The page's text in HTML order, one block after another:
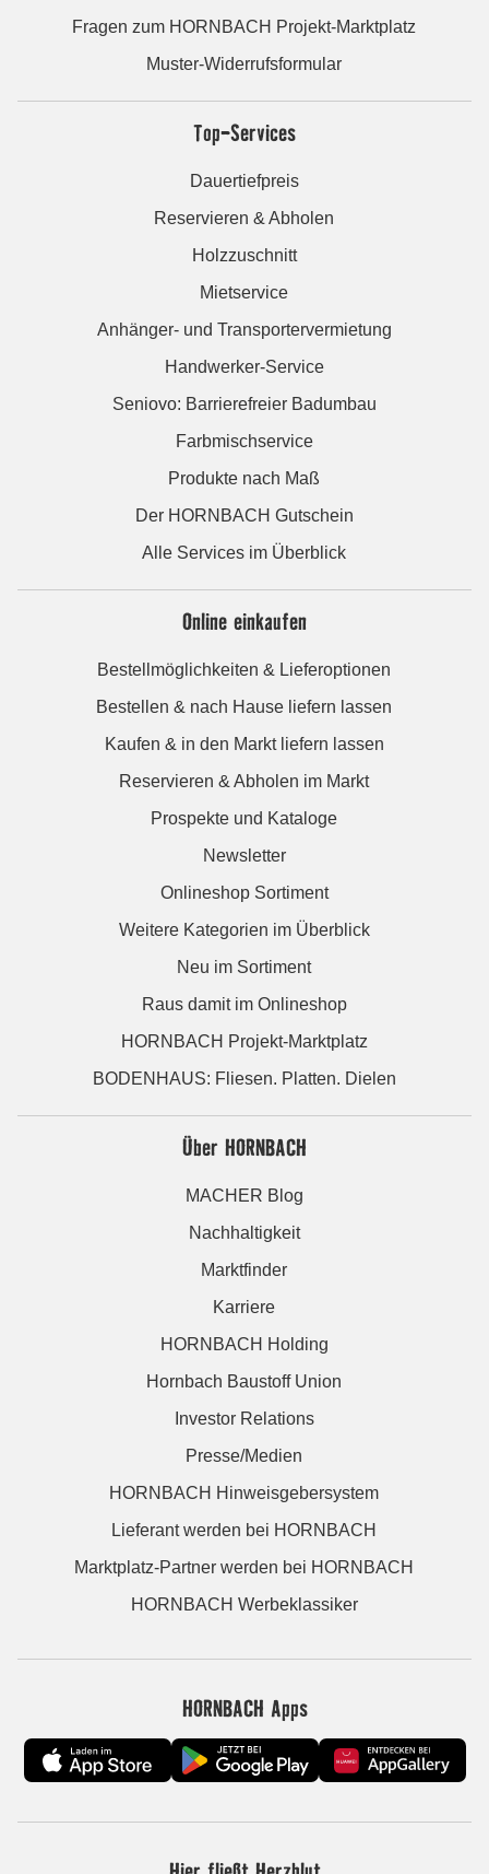
Fragen zum HORNBACH Projekt-Marktplatz
Muster-Widerrufsformular
Top-Services
Dauertiefpreis
Reservieren & Abholen
Holzzuschnitt
Mietservice
Anhänger- und Transportervermietung
Handwerker-Service
Seniovo: Barrierefreier Badumbau
Farbmischservice
Produkte nach Maß
Der HORNBACH Gutschein
Alle Services im Überblick
Online einkaufen
Bestellmöglichkeiten & Lieferoptionen
Bestellen & nach Hause liefern lassen
Kaufen & in den Markt liefern lassen
Reservieren & Abholen im Markt
Prospekte und Kataloge
Newsletter
Onlineshop Sortiment
Weitere Kategorien im Überblick
Neu im Sortiment
Raus damit im Onlineshop
HORNBACH Projekt-Marktplatz
BODENHAUS: Fliesen. Platten. Dielen
Über HORNBACH
MACHER Blog
Nachhaltigkeit
Marktfinder
Karriere
HORNBACH Holding
Hornbach Baustoff Union
Investor Relations
Presse/Medien
HORNBACH Hinweisgebersystem
Lieferant werden bei HORNBACH
Marktplatz-Partner werden bei HORNBACH
HORNBACH Werbeklassiker
HORNBACH Apps